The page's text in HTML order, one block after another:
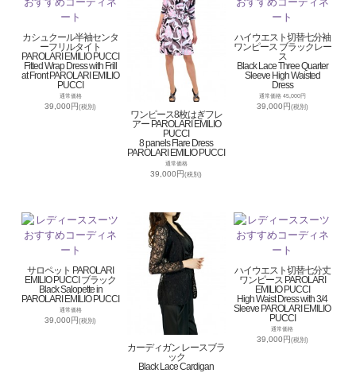
カシュクール半袖センタ
ーフリルタイト
PAROLARI EMILIO PUCCI
Fitted Wrap Dress with Frill
at Front PAROLARI EMILIO
PUCCI
通常価格
39,000円(税別)
ワンピース8枚はぎフレ
アー PAROLARI EMILIO
PUCCI
8 panels Flare Dress
PAROLARI EMILIO PUCCI
通常価格
39,000円(税別)
ハイウエスト切替七分袖
ワンピース ブラックレー
ス
Black Lace Three Quarter
Sleeve High Waisted
Dress
通常価格 45,000円
39,000円 (税別)
サロペット PAROLARI
EMILIO PUCCI ブラック
Black Salopette in
PAROLARI EMILIO PUCCI
通常価格
39,000円(税別)
カーディガン レースブラ
ック
Black Lace Cardigan
ハイウエスト切替七分丈
ワンピース PAROLARI
EMILIO PUCCI
High Waist Dress with 3/4
Sleeve PAROLARI EMILIO
PUCCI
通常価格
39,000円 (税別)